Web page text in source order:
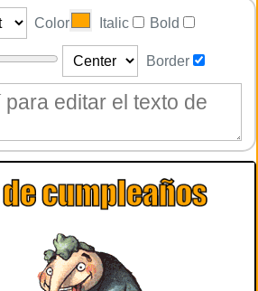
Color Italic Bold
Border